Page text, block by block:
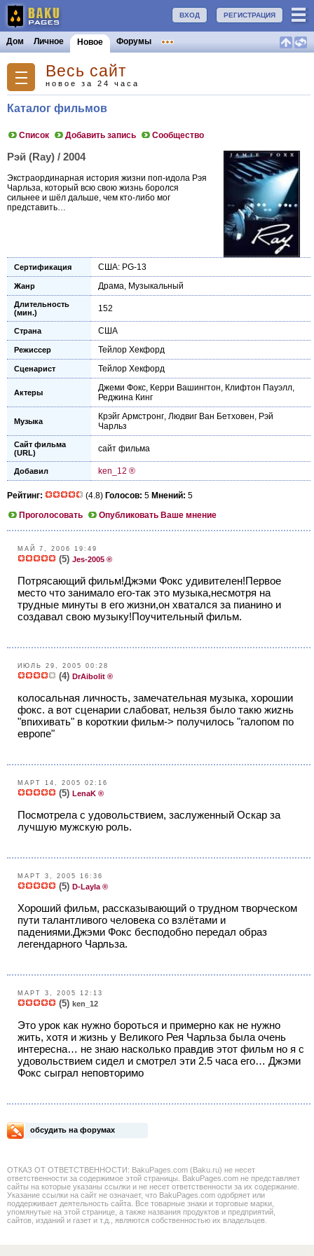
РЕГИСТРАЦИЯ
ВХОД
Дом Личное Новое Форумы
Весь сайт
новое за 24 часа
Каталог фильмов
Список Добавить запись Сообщество
Рэй (Ray) / 2004
Экстраординарная история жизни поп-идола Рэя
Чарльза, который всю свою жизнь боролся
сильнее и шёл дальше, чем кто-либо мог
представить…
Сертификация США: PG-13
Жанр Драма, Музыкальный
Длительность
(мин.)
152
Страна США
Режиссер Тейлор Хекфорд
Сценарист Тейлор Хекфорд
Актеры Джеми Фокс, Керри Вашингтон, Клифтон Пауэлл,
Реджина Кинг
Музыка Крэйг Армстронг, Людвиг Ван Бетxовен, Рэй
Чарльз
Сайт фильма
(URL)
сайт фильма
Добавил ken_12 ®
Рейтинг: (4.8) Голосов: 5 Мнений: 5
Проголосовать
Опубликовать Ваше мнение
МАЙ 7, 2006 19:49
(5) Jes-2005 ®
Потрясающий фильм!Джэми Фокс удивителен!Первое
место что занимало его-так это музыка,несмотря на
трудные минуты в его жизни,он хватался за пианино и
создавал свою музыку!Поучительный фильм.
ИЮЛЬ 29, 2005 00:28
(4) DrAibolit ®
колосальная личность, замечательная музыка, хорошии
фокс. а вот сценарии слабоват, нельзя было такю жиzнь
"впихивать" в короткии фильм-> получилось "галопом по
европе"
МАРТ 14, 2005 02:16
(5) LenaK ®
Посмотрела с удовольствием, заслуженный Оскар за
лучшую мужскую роль.
МАРТ 3, 2005 16:36
(5) D-Layla ®
Хороший фильм, рассказывающий о трудном творческом
пути талантливого человека со взлётами и
падениями.Джэми Фокс бесподобно передал образ
легендарного Чарльза.
МАРТ 3, 2005 12:13
(5) ken_12
Это урок как нужно бороться и примерно как не нужно
жить, хотя и жизнь у Великого Рея Чарльза была очень
интересна… не знаю насколько правдив этот фильм но я с
удовольствием сидел и смотрел эти 2.5 часа его… Джэми
Фокс сыграл неповторимо
обсудить на форумах
ОТКАЗ ОТ ОТВЕТСТВЕННОСТИ: BakuPages.com (Baku.ru) не несет
ответственности за содержимое этой страницы. BakuPages.com не представляет
сайты на которые указаны ссылки и не несет ответственности за их содержание.
Указание ссылки на сайт не означает, что BakuPages.com одобряет или
поддерживает деятельность сайта. Все товарные знаки и торговые марки,
упомянутые на этой странице, а также названия продуктов и предприятий,
сайтов, изданий и газет и т.д., являются собственностью их владельцев.